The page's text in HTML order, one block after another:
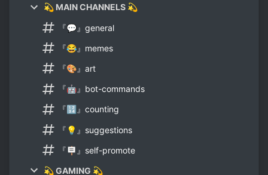
💫 MAIN CHANNELS 💫
『💬』general
『😂』memes
『🎨』art
『🤖』bot-commands
『🔢』counting
『💡』suggestions
『🪧』self-promote
💫 GAMING 💫